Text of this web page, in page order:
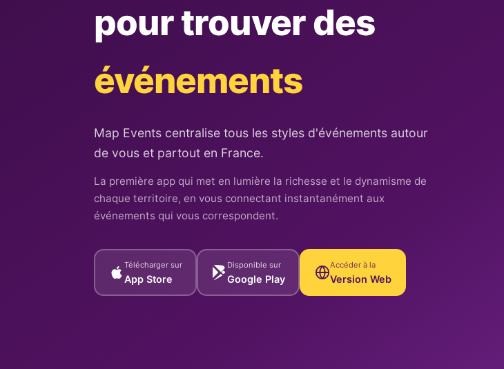
pour trouver des
événements
Map Events centralise tous les styles d'événements autour
de vous et partout en France.
La première app qui met en lumière la richesse et le dynamisme de
chaque territoire, en vous connectant instantanément aux
événements qui vous correspondent.
Télécharger sur
App Store
Disponible sur
Google Play
Accéder à la
Version Web